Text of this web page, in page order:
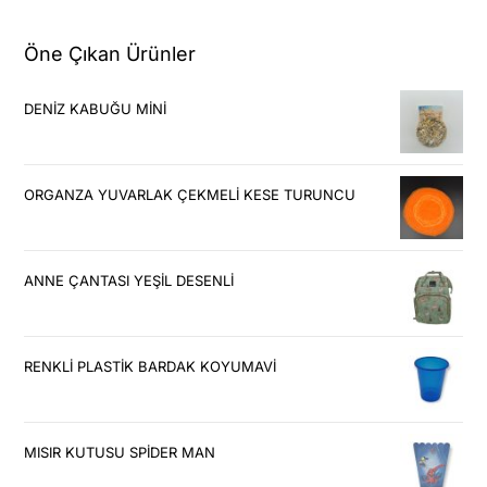
Öne Çıkan Ürünler
DENİZ KABUĞU MİNİ
ORGANZA YUVARLAK ÇEKMELİ KESE TURUNCU
ANNE ÇANTASI YEŞİL DESENLİ
RENKLİ PLASTİK BARDAK KOYUMAVİ
MISIR KUTUSU SPİDER MAN